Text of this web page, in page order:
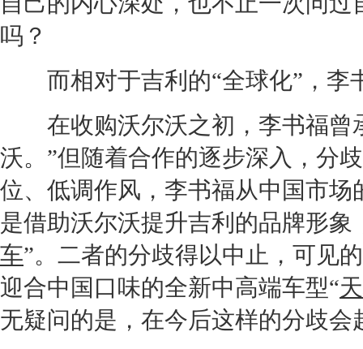
吗？
而相对于吉利 的“全球化”，李
在收购沃尔沃之初，李书福曾
沃。”但随着合作的逐步深入，分
位、低调作风，李书福从中国市
是借助沃尔沃提升吉利 的品牌形象
车”。二者的分歧得以中止，可见
迎合中国口味的全新中高端车型“
无疑问的是，在今后这样的分歧会